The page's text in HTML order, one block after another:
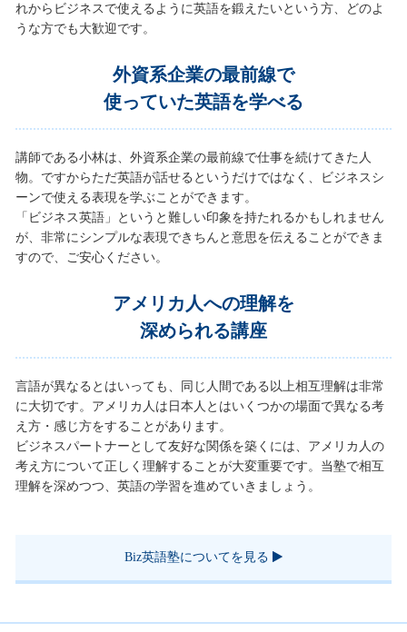
れからビジネスで使えるように英語を鍛えたいという方、どのよ
うな方でも大歓迎です。
外資系企業の最前線で
使っていた英語を学べる
講師である小林は、外資系企業の最前線で仕事を続けてきた人
物。ですからただ英語が話せるというだけではなく、ビジネスシ
ーンで使える表現を学ぶことができます。
「ビジネス英語」というと難しい印象を持たれるかもしれません
が、非常にシンプルな表現できちんと意思を伝えることができま
すので、ご安心ください。
アメリカ人への理解を
深められる講座
言語が異なるとはいっても、同じ人間である以上相互理解は非常
に大切です。アメリカ人は日本人とはいくつかの場面で異なる考
え方・感じ方をすることがあります。
ビジネスパートナーとして友好な関係を築くには、アメリカ人の
考え方について正しく理解することが大変重要です。当塾で相互
理解を深めつつ、英語の学習を進めていきましょう。
Biz英語塾についてを見る